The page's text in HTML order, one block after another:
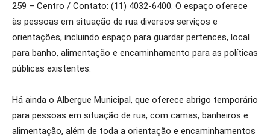
259 – Centro / Contato: (11) 4032-6400. O espaço oferece
às pessoas em situação de rua diversos serviços e
orientações, incluindo espaço para guardar pertences, local
para banho, alimentação e encaminhamento para as políticas
públicas existentes.
Há ainda o Albergue Municipal, que oferece abrigo temporário
para pessoas em situação de rua, com camas, banheiros e
alimentação, além de toda a orientação e encaminhamentos